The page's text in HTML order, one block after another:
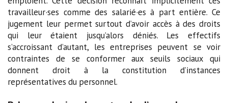
travailleur·ses comme des salarié·es à part entière. Ce
jugement leur permet surtout d’avoir accès à des droits
qui leur étaient jusqu’alors déniés. Les effectifs
s’accroissant d’autant, les entreprises peuvent se voir
contraintes de se conformer aux seuils sociaux qui
donnent droit à la constitution d’instances
représentatives du personnel.